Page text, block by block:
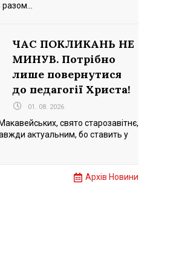
ЧАС ПОКЛИКАНЬ НЕ
МИНУВ. Потрібно
лише повернутися
до педагогії Христа!
01. 08. 2026
свято старозавітнє,
актуальним, бо ставить у
Архів Новини